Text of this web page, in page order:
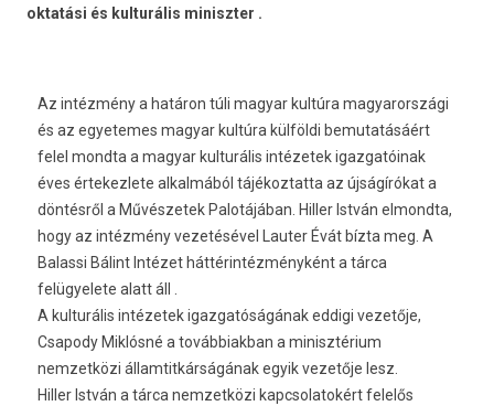
oktatási és kulturális miniszter .
Az intézmény a határon túli magyar kultúra magyarországi
és az egyetemes magyar kultúra külföldi bemutatásáért
felel mondta a magyar kulturális intézetek igazgatóinak
éves értekezlete alkalmából tájékoztatta az újságírókat a
döntésről a Művészetek Palotájában. Hiller István elmondta,
hogy az intézmény vezetésével Lauter Évát bízta meg. A
Balassi Bálint Intézet háttérintézményként a tárca
felügyelete alatt áll .
A kulturális intézetek igazgatóságának eddigi vezetője,
Csapody Miklósné a továbbiakban a minisztérium
nemzetközi államtitkárságának egyik vezetője lesz.
Hiller István a tárca nemzetközi kapcsolatokért felelős